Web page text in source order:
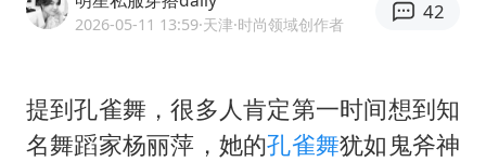
五粮液渠道价一箱上涨近百元
法国将禁止“未经同意的电话营销”
宇树科技王兴兴身家有望超200亿元
2026-05-11 13:59·天津·时尚领域创作者
42
提到孔雀舞，很多人肯定第一时间想到知
名舞蹈家杨丽萍 ，她的孔雀舞犹如鬼斧神